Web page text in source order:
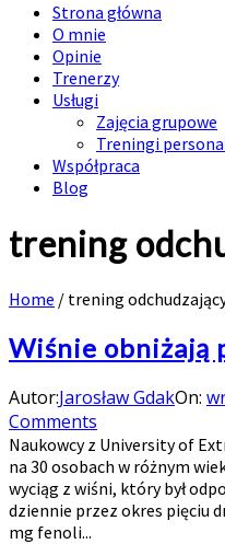
Strona główna
O mnie
Opinie
Trenerzy
Usługi
Zajęcia grupowe
Treningi
Współpraca
Blog
trening
Home / trening
Wiśnie obniżają
Autor:Jarosław GdakOn:
Comments
Naukowcy z University of
na 30 osobach w różnym
wyciąg z wiśni, który był
dziennie przez okres pięciu
mg fenoli...